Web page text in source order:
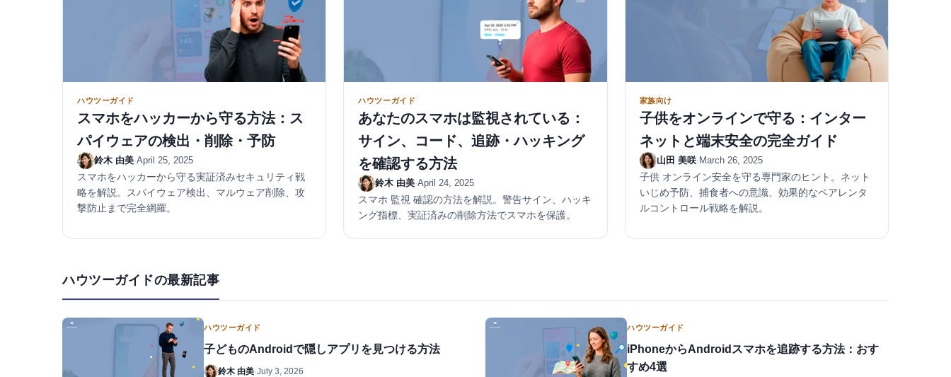
ハウツーガイド
スマホをハッカーから守る方法：ス
パイウェアの検出・削除・予防
鈴木 由美·April 25, 2025
スマホをハッカーから守る実証済みセキュリティ戦
略を解説。スパイウェア検出、マルウェア削除、攻
撃防止まで完全網羅。
ハウツーガイド
あなたのスマホは監視されている：
サイン、コード、追跡・ハッキング
を確認する方法
鈴木 由美·April 24, 2025
スマホ 監視 確認の方法を解説。警告サイン、ハッキ
ング指標、実証済みの削除方法でスマホを保護。
家族向け
子供をオンラインで守る：インター
ネットと端末安全の完全ガイド
山田 美咲· March 26, 2025
子供 オンライン安全を守る専門家のヒント。ネット
いじめ予防、捕食者への意識、効果的なペアレンタ
ルコントロール戦略を解説。
ハウツーガイドの最新記事
ハウツーガイド
子どものAndroidで隠しアプリを見つける方法
鈴木 由美·July 3, 2026
ハウツーガイド
iPhoneからAndroidスマホを追跡する方法：おす
すめ4選